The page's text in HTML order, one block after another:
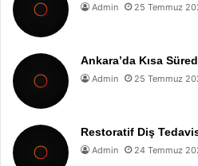
Admin 25 Temmuz
Ankara’da Kısa
Admin 25 Temmuz
Restoratif Diş
Admin 24 Temmuz